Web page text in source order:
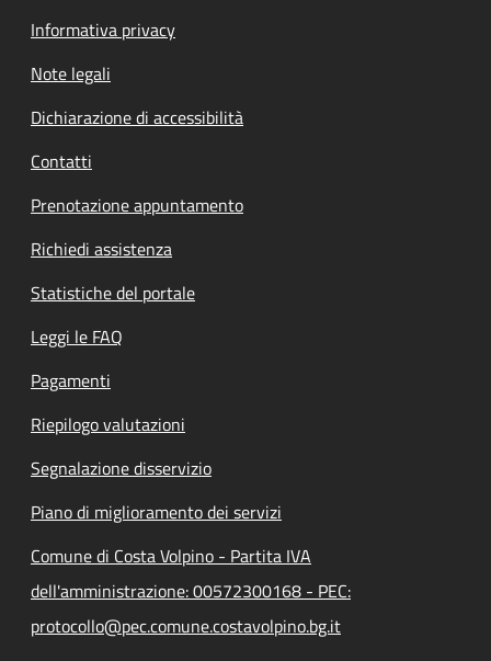
Informativa privacy
Note legali
Dichiarazione di accessibilità
Contatti
Prenotazione appuntamento
Richiedi assistenza
Statistiche del portale
Leggi le FAQ
Pagamenti
Riepilogo valutazioni
Segnalazione disservizio
Piano di miglioramento dei servizi
Comune di Costa Volpino - Partita IVA
dell'amministrazione: 00572300168 - PEC:
protocollo@pec.comune.costavolpino.bg.it